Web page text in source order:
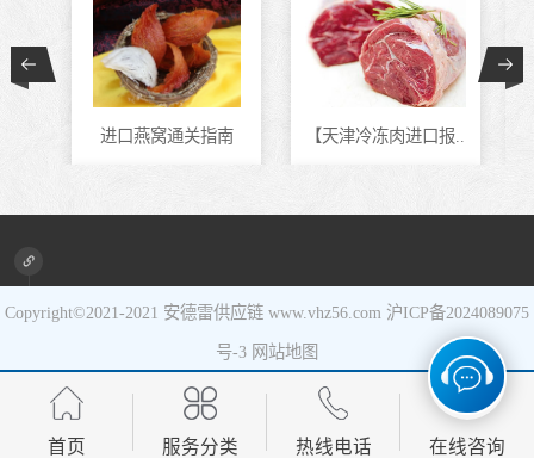
进口燕窝通关指南 【天津冷冻肉进口报..
进口新旧设备清关代.. 马来西亚冷冻虾进口..
Copyright©2021-2021 安德雷供应链 www.vhz56.com 沪ICP备2024089075
号-3 网站地图
首页 服务分类 热线电话 在线咨询
设备进口